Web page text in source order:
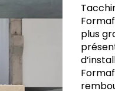
plus